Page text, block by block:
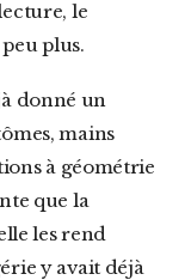
le
plus.
mains
à géométrie
que la
les rend
y avait déjà